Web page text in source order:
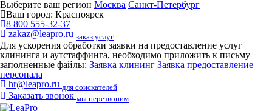
Выберите ваш регион Москва Санкт-Петербург
Ваш город: Красноярск
8 800 555-32-37
zakaz@leapro.ru заказ услуг
Для ускорения обработки заявки на предоставление услуг
клининга и аутстаффинга, необходимо приложить к письму
заполненные файлы: Заявка клининг Заявка предоставление
персонала
hr@leapro.ru для соискателей
Заказать звонок мы перезвоним